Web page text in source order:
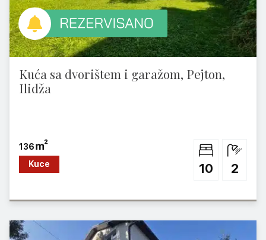
Kuća sa dvorištem i garažom, Pejton,
Ilidža
Kuce
136
10 2